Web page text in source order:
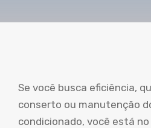
Se você busca eficiência,
conserto ou manutenção
condicionado, você está